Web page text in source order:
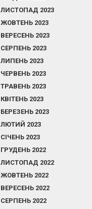
ЛИСТОПАД 2023
ЖОВТЕНЬ 2023
ВЕРЕСЕНЬ 2023
СЕРПЕНЬ 2023
ЛИПЕНЬ 2023
ЧЕРВЕНЬ 2023
ТРАВЕНЬ 2023
КВІТЕНЬ 2023
БЕРЕЗЕНЬ 2023
ЛЮТИЙ 2023
СІЧЕНЬ 2023
ГРУДЕНЬ 2022
ЛИСТОПАД 2022
ЖОВТЕНЬ 2022
ВЕРЕСЕНЬ 2022
СЕРПЕНЬ 2022